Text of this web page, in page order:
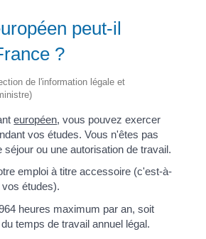
peut-il
?
de l'information légale et
européen, vous pouvez exercer
vos études. Vous n'êtes pas
séjour ou une autorisation de travail.
emploi à titre accessoire (c'est-à-
études).
heures maximum par an, soit
temps de travail annuel légal.